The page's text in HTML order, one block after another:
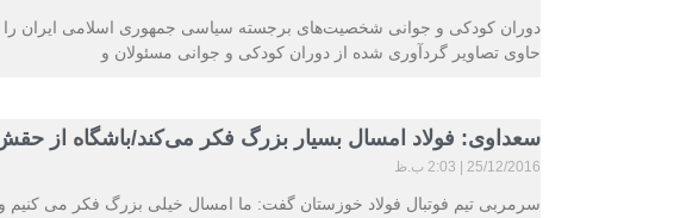
دوران کودکی و جوانی شخصیت‌های برجسته سیاسی جمهوری اسلامی ایران را
حاوی تصاویر گردآوری شده از دوران کودکی و جوانی مسئولان و
سعداوی: فولاد امسال بسیار بزرگ فکر می‌کند/باشگاه از
25/12/2016 2:03 ب.ظ
سرمربی تیم فوتبال فولاد خوزستان گفت: ما امسال خیلی بزرگ فکر می کنیم